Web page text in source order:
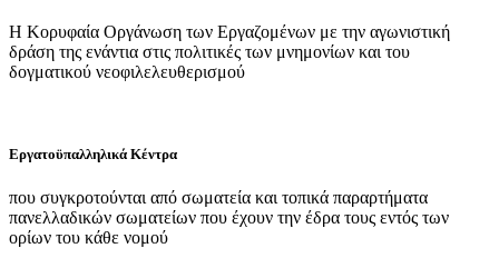
Η Κορυφαία Οργάνωση των Εργαζομένων με την αγωνιστική
δράση της ενάντια στις πολιτικές των μνημονίων και του
δογματικού νεοφιλελευθερισμού
Εργατοϋπαλληλικά Κέντρα
που συγκροτούνται από σωματεία και τοπικά παραρτήματα
πανελλαδικών σωματείων που έχουν την έδρα τους εντός των
ορίων του κάθε νομού